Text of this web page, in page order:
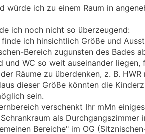
würde ich zu einem Raum in
ich noch nicht so überzeugend:
finde ich hinsichtlich Größe und
Bereich zugunsten des Bades
und WC so weit auseinander
Räume zu überdenken, z. B.
dieser Größe könnten die
sein.
verschenkt Ihr mMn
als Durchgangszimmer
Bereiche" im OG